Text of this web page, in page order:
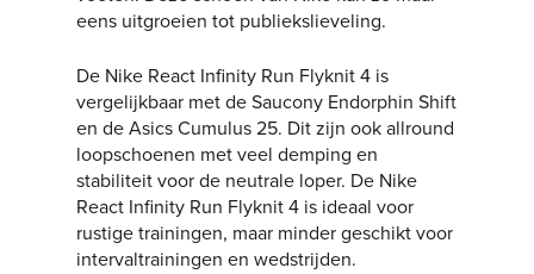
eens uitgroeien tot publiekslieveling.
De Nike React Infinity Run Flyknit 4 is
vergelijkbaar met de Saucony Endorphin Shift
en de Asics Cumulus 25. Dit zijn ook allround
loopschoenen met veel demping en
stabiliteit voor de neutrale loper. De Nike
React Infinity Run Flyknit 4 is ideaal voor
rustige trainingen, maar minder geschikt voor
intervaltrainingen en wedstrijden.